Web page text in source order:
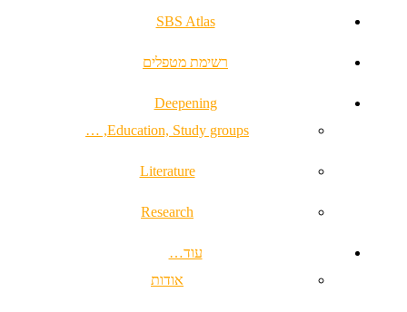
SBS Atlas
רשימת מטפלים
Deepening
Education, Study groups, …
Literature
Research
עוד…
אודות